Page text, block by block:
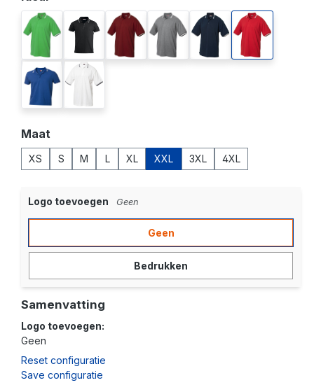
apple greenblack/whiteburgundy grey melange
navy red
royal blue white
Selecteer
Maat
XS S M L XL XXL 3XL 4XL
Logo toevoegen Geen
Geen
Bedrukken
Samenvatting
Logo toevoegen:
Geen
Reset configuratie
Save configuratie